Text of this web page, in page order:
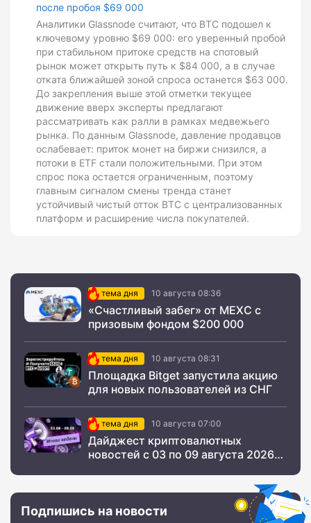
после пробоя $69 000
Аналитики Glassnode считают, что BTC подошел к
ключевому уровню $69 000: его уверенный пробой
при стабильном притоке средств на спотовый
рынок может открыть путь к $84 000, а в случае
отката ближайшей зоной спроса останется $63 000.
До закрепления выше этой отметки текущее
движение вверх эксперты предлагают
рассматривать как ралли в рамках медвежьего
рынка. По данным Glassnode, давление продавцов
ослабевает: приток монет на биржи снизился, а
потоки в ETF стали положительными. При этом
спрос пока остается ограниченным, поэтому
главным сигналом смены тренда станет
устойчивый чистый отток BTC с централизованных
платформ и расширение числа покупателей.
тема дня 10 августа 08:36
«Счастливый забег» от MEXC с
призовым фондом $200 000
тема дня 10 августа 08:31
Площадка Bitget запустила акцию
для новых пользователей из СНГ
тема дня 10 августа 07:00
Дайджест криптовалютных
новостей с 03 по 09 августа 2026
Подпишись на новости